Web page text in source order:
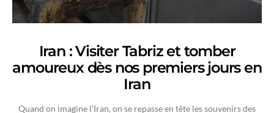
Iran : Visiter Tabriz et tomber
amoureux dès nos premiers jours en
Iran
Quand on imagine l’Iran, on se repasse en tête les souvenirs des